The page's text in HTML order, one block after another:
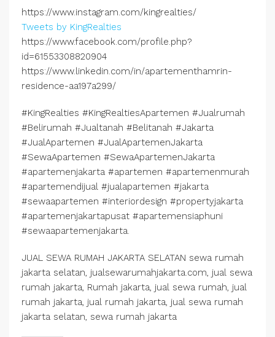
https://www.instagram.com/kingrealties/
Tweets by KingRealties
https://www.facebook.com/profile.php?
id=61553308820904
https://www.linkedin.com/in/apartementhamrin-
residence-aa197a299/
#KingRealties #KingRealtiesApartemen #Jualrumah
#Belirumah #Jualtanah #Belitanah #Jakarta
#JualApartemen #JualApartemenJakarta
#SewaApartemen #SewaApartemenJakarta
#apartemenjakarta #apartemen #apartemenmurah
#apartemendijual #jualapartemen #jakarta
#sewaapartemen #interiordesign #propertyjakarta
#apartemenjakartapusat #apartemensiaphuni
#sewaapartemenjakarta.
JUAL SEWA RUMAH JAKARTA SELATAN sewa rumah
jakarta selatan, jualsewarumahjakarta.com, jual sewa
rumah jakarta, Rumah jakarta, jual sewa rumah, jual
rumah jakarta, jual rumah jakarta, jual sewa rumah
jakarta selatan, sewa rumah jakarta